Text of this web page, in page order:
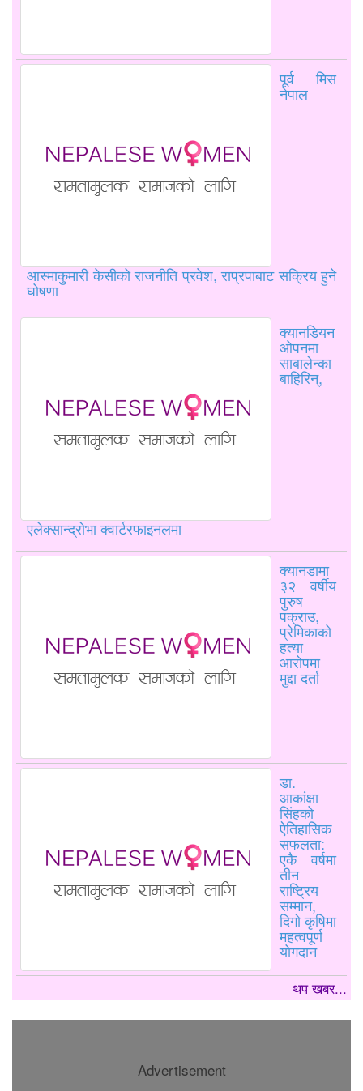
पूर्व मिस
नेपाल
आस्माकुमारी केसीको राजनीति प्रवेश, राप्रपाबाट सक्रिय हुने
घोषणा
क्यानडियन
ओपनमा
साबालेन्का
बाहिरिन्,
एलेक्सान्द्रोभा क्वार्टरफाइनलमा
क्यानडामा
३२ वर्षीय
पुरुष
पक्राउ,
प्रेमिकाको
हत्या
आरोपमा
मुद्दा दर्ता
डा.
आकांक्षा
सिंहको
ऐतिहासिक
सफलता:
एकै वर्षमा
तीन
राष्ट्रिय
सम्मान,
दिगो कृषिमा
महत्वपूर्ण
योगदान
थप खबर...
Advertisement